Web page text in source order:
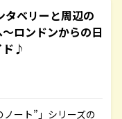
タベリーと周辺の
ロンドンからの日
ド♪
ート”」シリーズの